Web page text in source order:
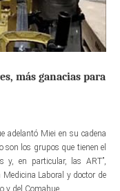
más ganacias para
adelantó Miei en su cadena
son los grupos que tienen el
y, en particular, las ART”,
Laboral y doctor de
y del Comahue.